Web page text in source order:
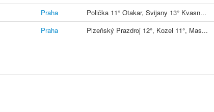
Praha Polička 11° Otakar, Svijany 13° Kvasn...
Praha Plzeňský Prazdroj 12°, Kozel 11°, Mas...